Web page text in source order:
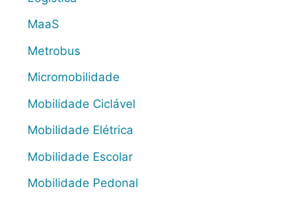
MaaS
Metrobus
Micromobilidade
Mobilidade Ciclável
Mobilidade Elétrica
Mobilidade Escolar
Mobilidade Pedonal